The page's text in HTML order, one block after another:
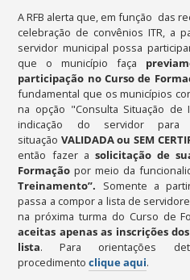
A RFB alerta que, em função das
celebração de convênios ITR, a
servidor municipal possa
que o município faça
participação no Curso de
fundamental que os municípios
na opção "Consulta Situação
indicação do servidor
situação VALIDADA ou SEM
então fazer a solicitação de
Formação por meio da
Treinamento”. Somente a
passa a compor a lista de
na próxima turma do Curso de
aceitas apenas as inscrições
lista. Para orientações
procedimentoclique aqui.